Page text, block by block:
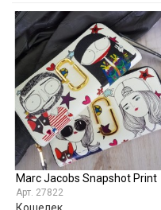
Marc Jacobs Snapshot Print
27822